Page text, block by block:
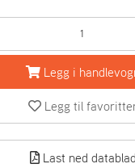
Legg i
Legg til
Last ned datablad